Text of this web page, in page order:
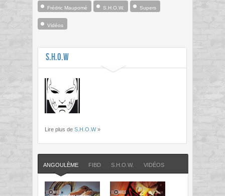
Frédric Maupomé S.H.O.W. Supers
Vidéos
S.H.O.W
Lire plus de S.H.O.W»
ANGOULÈME FIBD S.H.O.W. VIDÉOS